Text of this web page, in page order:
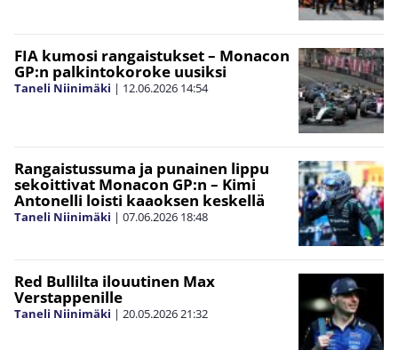
FIA kumosi rangaistukset – Monacon
GP:n palkintokoroke uusiksi
Taneli Niinimäki | 12.06.2026 14:54
Rangaistussuma ja punainen lippu
sekoittivat Monacon GP:n – Kimi
Antonelli loisti kaaoksen keskellä
Taneli Niinimäki | 07.06.2026 18:48
Red Bullilta ilouutinen Max
Verstappenille
Taneli Niinimäki | 20.05.202621:32